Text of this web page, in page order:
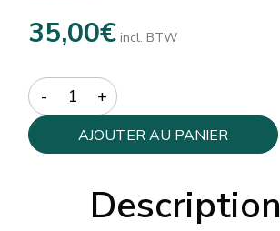
35,00€ incl. BTW
Quantity
AJOUTER AU PANIER
Description